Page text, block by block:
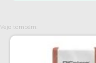
Veja também: